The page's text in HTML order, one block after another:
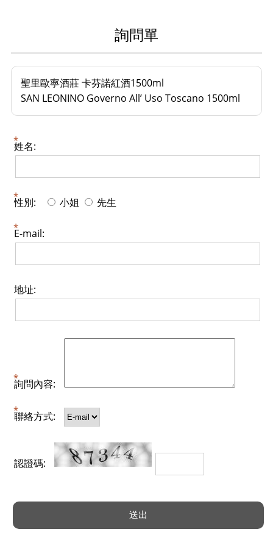
詢問單
聖里歐寧酒莊 卡芬諾紅酒1500ml
SAN LEONINO Governo All’ Uso Toscano 1500ml
姓名:
性別: 小姐 先生
E-mail:
地址:
詢問內容:
聯絡方式:
認證碼: